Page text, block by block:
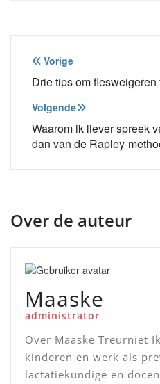
Bericht
navigatie
Vorige
Drie tips om flesweigeren
Volgende
Waarom ik liever spreek
dan van de Rapley-
Over de auteur
Maaske
administrator
Over Maaske Treurniet
kinderen en werk als
lactatiekundige en